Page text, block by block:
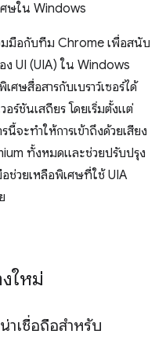
ศษใน Windows
มือกับทีม Chrome เพื่อสนับ
ง UI (UIA) ใน Windows
ศษสื่อสารกับเบราว์เซอร์ได้
อร์ชันเสถียร โดยเริ่มตั้งแต่
นี้จะทำให้การเข้าถึงด้วยเสียง
ทั้งหมดและช่วยปรับปรุง
ช่วยเหลือพิเศษที่ใช้ UIA
ใหม่
เชื่อถือสำหรับ